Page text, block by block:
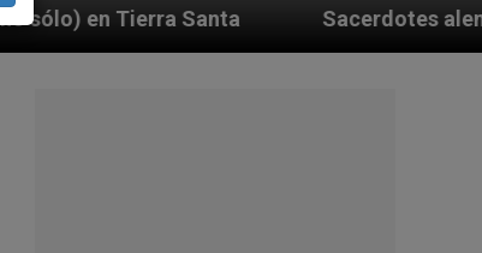
Sacerdotes alemanes fieles al Papa